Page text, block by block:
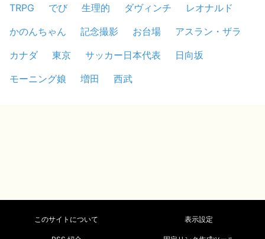
TRPG
でび 生理的 ダヴィンチ
レオナルド
かのんちゃん
記念撮影 お台場
アスラン・ザラ
カナダ
東京 サッカー日本代表
日向坂
モーニング娘
増田 西武
このサイトについて 表示設定